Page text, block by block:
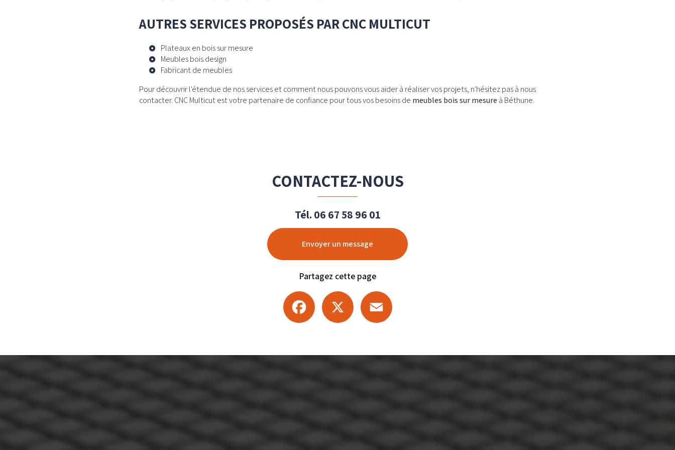
AUTRES SERVICES PROPOSÉS PAR CNC MULTICUT
Plateaux en bois sur mesure
Meubles bois design
Fabricant de meubles
Pour découvrir l'étendue de nos services et comment nous pouvons vous aider à réaliser vos projets, n'hésitez pas à nous
contacter. CNC Multicut est votre partenaire de confiance pour tous vos besoins de meubles bois sur mesure à Béthune.
CONTACTEZ-NOUS
Tél. 06 67 58 96 01
Envoyer un message
Partagez cette page
Facebook